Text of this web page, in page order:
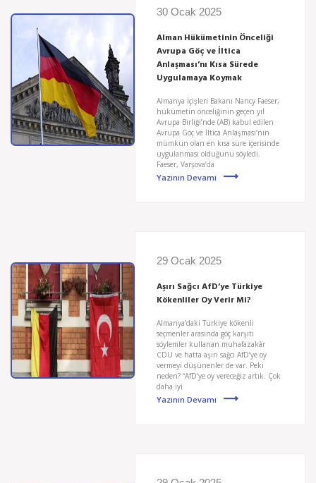
30 Ocak 2025
Alman Hükümetinin Önceliği
Avrupa Göç ve İltica
Anlaşması’nı Kısa Sürede
Uygulamaya Koymak
Almanya İçişleri Bakanı Nancy Faeser,
hükümetin önceliğinin geçen yıl
Avrupa Birliği’nde (AB) kabul edilen
Avrupa Göç ve İltica Anlaşması’nın
mümkün olan en kısa süre içerisinde
uygulanması olduğunu söyledi.
Faeser, Varşova’da
Yazının Devamı
29 Ocak 2025
Aşırı Sağcı AfD’ye Türkiye
Kökenliler Oy Verir Mi?
Almanya’daki Türkiye kökenli
seçmenler arasında göç karşıtı
söylemler kullanan muhafazakâr
CDU ve hatta aşırı sağcı AfD’ye oy
vermeyi düşünenler de var. Peki
neden? “AfD’ye oy vereceğiz artık. Çok
daha iyi
Yazının Devamı